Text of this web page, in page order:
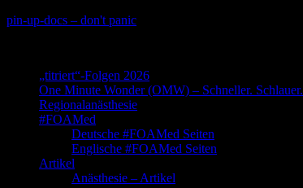
Skip
pin-up-docs – don't panic
„titriert“-Folgen 2026
One Minute Wonder (OMW) – Schneller. Schlauer.
Regionalanästhesie
#FOAMed
Deutsche #FOAMed Seiten
Englische #FOAMed Seiten
Artikel
Anästhesie – Artikel